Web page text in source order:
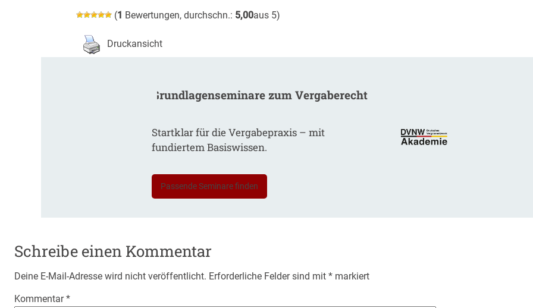
(1 Bewertungen, durchschn.: 5,00aus 5)
Druckansicht
Grundlagenseminare zum Vergaberecht
Startklar für die Vergabepraxis – mit
fundiertem Basiswissen.
Passende Seminare finden
Schreibe einen Kommentar
Deine E-Mail-Adresse wird nicht veröffentlicht. Erforderliche Felder sind mit * markiert
Kommentar*